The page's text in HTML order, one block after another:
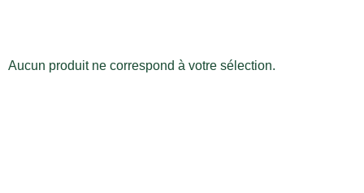
Aucun produit ne correspond à votre sélection.